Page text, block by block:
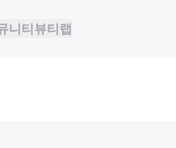
니티뷰티랩